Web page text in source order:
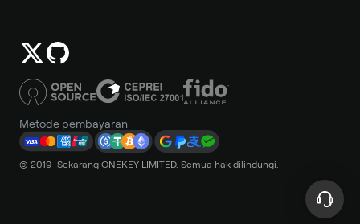
Metode pembayaran
© 2019–Sekarang ONEKEY LIMITED. Semua hak dilindungi.